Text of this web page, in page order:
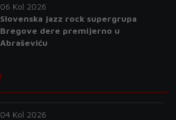
06 Kol 2026
Slovenska jazz rock supergrupa
Bregove dere premijerno u
Abraševiću
04 Kol 2026